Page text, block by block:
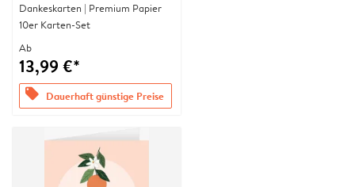
Dankeskarten | Premium Papier
10er Karten-Set
Ab
13,99 €*
offers Dauerhaft günstige Preise